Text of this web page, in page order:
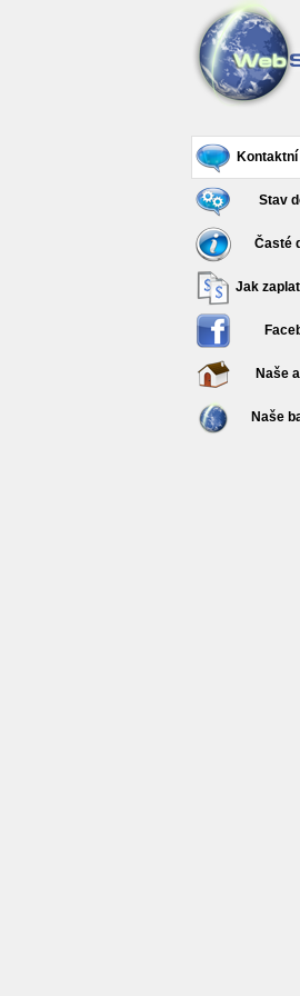
Stav
Časté
Jak
Naše
Naše